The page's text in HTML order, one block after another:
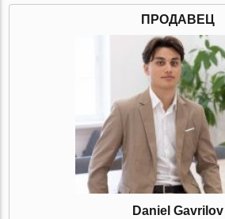
ПРОДАВЕЦ
Daniel Gavrilov